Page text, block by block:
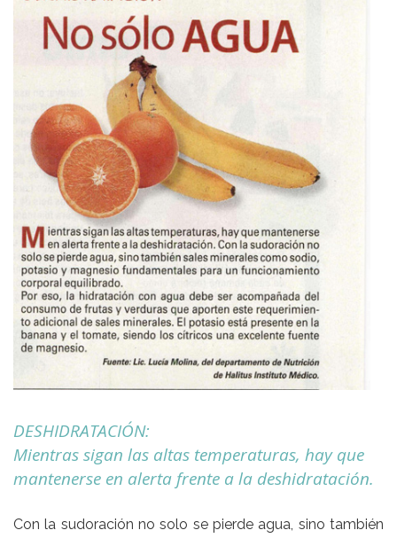
DESHIDRATACIÓN:
Mientras sigan las altas temperaturas, hay que
mantenerse en alerta frente a la deshidratación.
Con la sudoración no solo se pierde agua, sino también